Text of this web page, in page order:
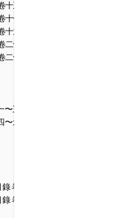
五〜十六)
七〜十八)
九〜二十)
二十一〜二十二)
二十三〜二十四)
三)
六)
卷一)
卷二)